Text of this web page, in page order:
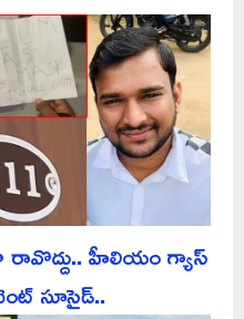
హీలియం గ్యాస్
సూసైడ్..